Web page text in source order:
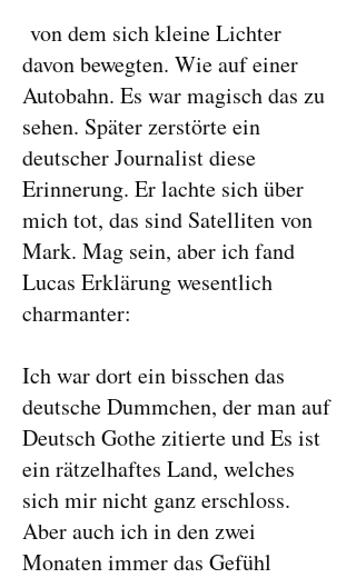
von dem sich kleine Lichter
davon bewegten. Wie auf einer
Autobahn. Es war magisch das zu
sehen. Später zerstörte ein
deutscher Journalist diese
Erinnerung. Er lachte sich über
mich tot, das sind Satelliten von
Mark. Mag sein, aber ich fand
Lucas Erklärung wesentlich
charmanter:
Ich war dort ein bisschen das
deutsche Dummchen, der man auf
Deutsch Gothe zitierte und Es ist
ein rätzelhaftes Land, welches
sich mir nicht ganz erschloss.
Aber auch ich in den zwei
Monaten immer das Gefühl